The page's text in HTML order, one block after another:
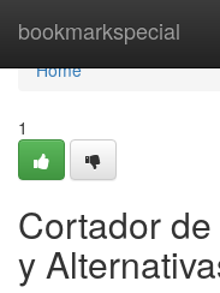
bookmarkspecial
Home
Home
1
Cortador
y